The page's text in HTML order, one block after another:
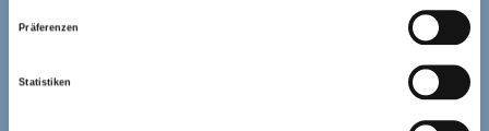
Präferenzen
Statistiken